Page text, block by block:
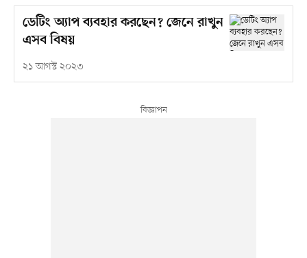
ডেটিং অ্যাপ ব্যবহার করছেন? জেনে রাখুন
এসব বিষয়
২১ আগস্ট ২০২৩